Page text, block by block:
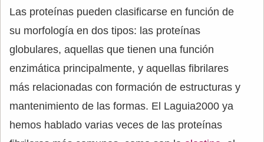
Las proteínas pueden clasificarse en función de
su morfología en dos tipos: las proteínas
globulares, aquellas que tienen una función
enzimática principalmente, y aquellas fibrilares
más relacionadas con formación de estructuras y
mantenimiento de las formas. El Laguia2000 ya
hemos hablado varias veces de las proteínas